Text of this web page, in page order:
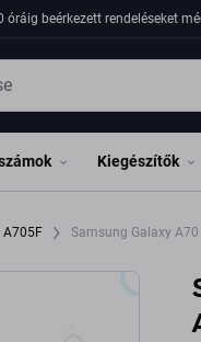
óráig beérkezett rendeléseket
Kiegészítők
A705F Samsung Galaxy